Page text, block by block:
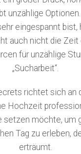
unzählige
eingespannt bist,
auch nicht die Zeit
für unzählige
„Sucharbeit“.
richtet sich an
Hochzeit
setzen möchte, um
Tag zu erleben,
erträumt.